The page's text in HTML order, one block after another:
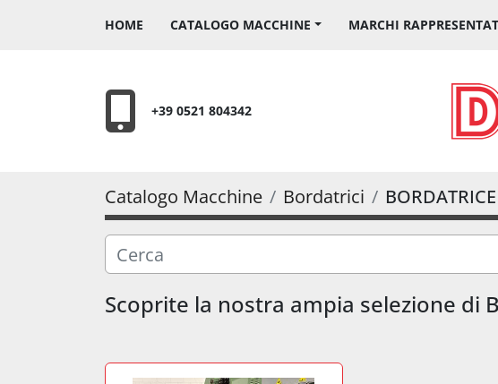
HOME CATALOGO MACCHINE MARCHI
+39 0521 804342
Catalogo Macchine Bordatrici BORDATRICE
Scoprite la nostra ampia selezione di